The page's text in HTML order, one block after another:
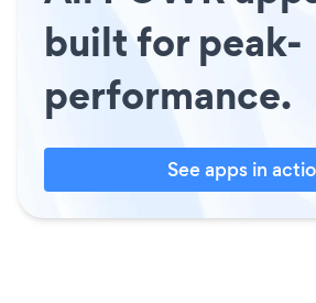
built for peak-
performance.
See apps in